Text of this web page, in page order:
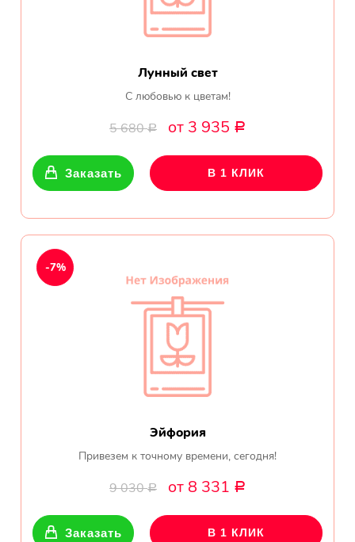
Лунный свет
С любовью к цветам!
5 680Р от 3 935 Р
Заказать В 1 КЛИК
Эйфория
Привезем к точному времени, сегодня!
9 030Р от 8 331 Р
-7%
Заказать В 1 КЛИК